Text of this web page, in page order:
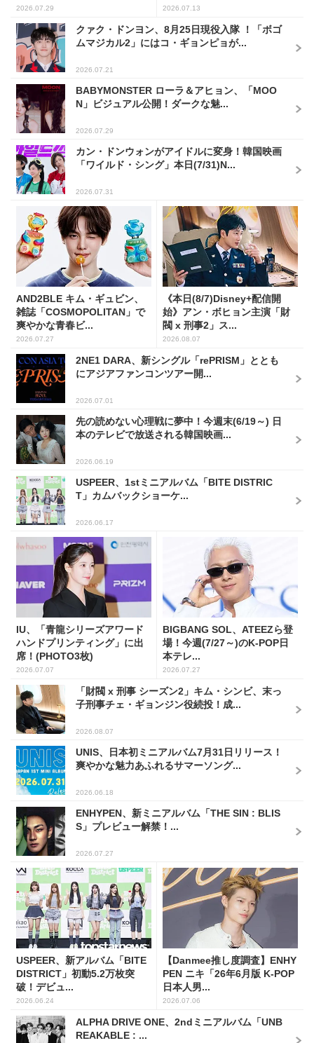
2026.07.29 2026.07.13
クァク・ドンヨン、8月25日現役入隊 ！「ボゴ
ムマジカル2」にはコ・ギョンピョが...
2026.07.21
BABYMONSTER ローラ＆アヒョン、「MOO
N」ビジュアル公開！ダークな魅...
2026.07.29
カン・ドンウォンがアイドルに変身！韓国映画
「ワイルド・シング」本日(7/31)N...
2026.07.31
AND2BLE キム・ギュビン、
雑誌「COSMOPOLITAN」で
爽やかな青春ビ...
2026.07.27
《本日(8/7)Disney+配信開
始》アン・ボヒョン主演「財
閥 x 刑事2」ス...
2026.08.07
2NE1 DARA、新シングル「rePRISM」ととも
にアジアファンコンツアー開...
2026.07.01
先の読めない心理戦に夢中！今週末(6/19～) 日
本のテレビで放送される韓国映画...
2026.06.19
USPEER、1stミニアルバム「BITE DISTRIC
T」カムバックショーケ...
2026.06.17
IU、「青龍シリーズアワード
ハンドプリンティング」に出
席！(PHOTO3枚)
2026.07.07
BIGBANG SOL、ATEEZら登
場！今週(7/27～)のK-POP日
本テレ...
2026.07.27
「財閥 x 刑事 シーズン2」キム・シンビ、末っ
子刑事チェ・ギョンジン役続投！成...
2026.08.07
UNIS、日本初ミニアルバム7月31日リリース！
爽やかな魅力あふれるサマーソング...
2026.06.18
ENHYPEN、新ミニアルバム「THE SIN : BLIS
S」プレビュー解禁！...
2026.07.27
USPEER、新アルバム「BITE
DISTRICT」初動5.2万枚突
破！デビュ...
2026.06.24
【Danmee推し度調査】ENHY
PEN ニキ「26年6月版 K-POP
日本人男...
2026.07.06
ALPHA DRIVE ONE、2ndミニアルバム「UNB
REAKABLE : ...